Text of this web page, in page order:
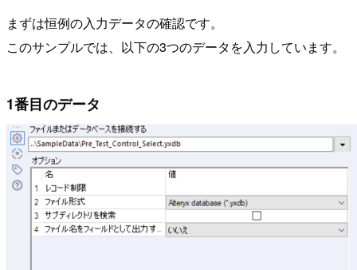
まずは恒例の入力データの確認です。
このサンプルでは、以下の3つのデータを入力しています。
1番目のデータ